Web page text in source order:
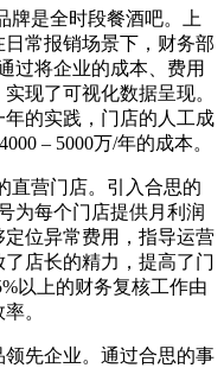
牌是全时段餐酒吧。上
常报销场景下，财务部
过将企业的成本、费用
现了可视化数据呈现。
的实践，门店的人工成
– 5000万/年的成本。
直营门店。引入合思的
为每个门店提供月利润
位异常费用，指导运营
店长的精力，提高了门
以上的财务复核工作由
。
先企业。通过合思的事